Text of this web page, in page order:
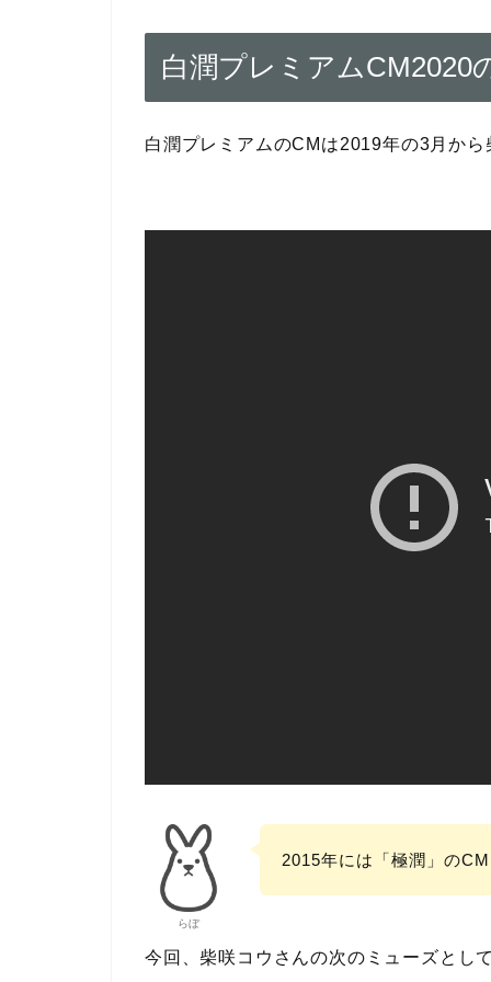
白潤プレミアムCM2020
白潤プレミアムのCMは2019年の3月か
らぼ
2015年には「極潤」の
今回、柴咲コウさんの次のミューズとし